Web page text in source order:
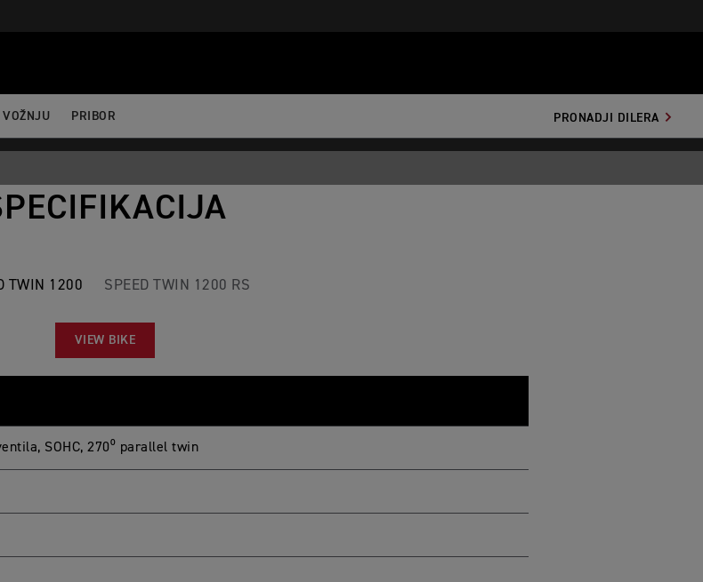
52DKL7H');
VOŽNJU PRIBOR PRONADJI DILERA
TWIN 1200 SPEED TWIN 1200 RS
VIEW BIKE
SOHC, 270⁰ parallel twin